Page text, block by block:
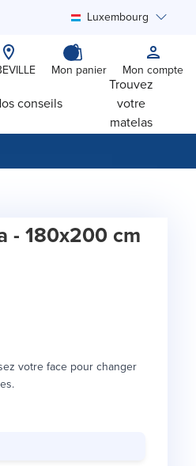
Luxembourg
Mon panier Mon compte
conseils
Trouvez
votre
matelas
- 180x200 cm
votre face pour changer